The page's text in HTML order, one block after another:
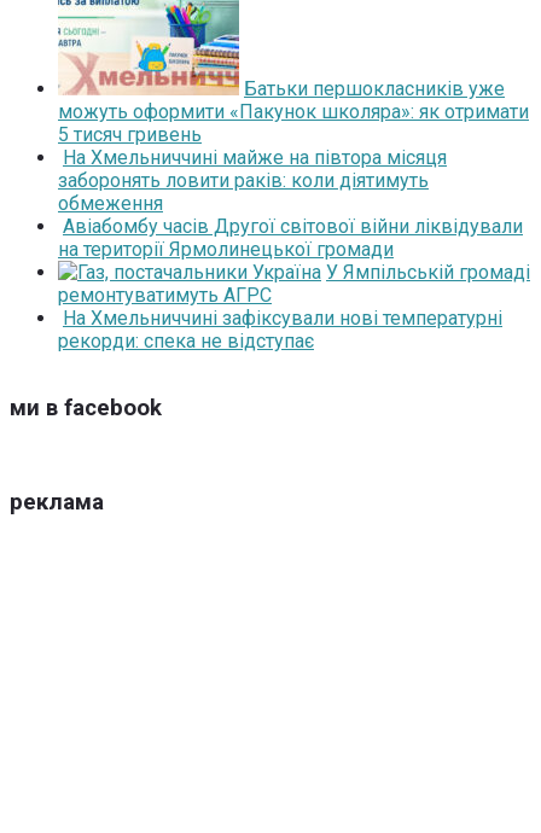
Батьки першокласників уже
можуть оформити «Пакунок школяра»: як отримати
5 тисяч гривень
На Хмельниччині майже на півтора місяця
заборонять ловити раків: коли діятимуть
обмеження
Авіабомбу часів Другої світової війни ліквідували
на території Ярмолинецької громади
У Ямпільській громаді
ремонтуватимуть АГРС
На Хмельниччині зафіксували нові температурні
рекорди: спека не відступає
ми в facebook
реклама